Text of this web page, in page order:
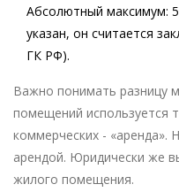
Абсолютный максимум:
указан, он считается
ГК РФ).
Важно понимать разницу
помещений используется
коммерческих -
арендой. Юридически же
жилого помещения.